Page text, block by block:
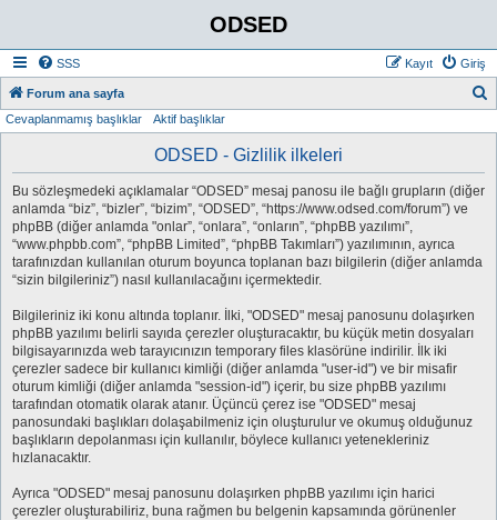
ODSED
SSS Giriş
Kayıt
Forum ana sayfa
Cevaplanmamış başlıklar Aktif başlıklar
ODSED - Gizlilik ilkeleri
Bu sözleşmedeki açıklamalar “ODSED” mesaj panosu ile bağlı grupların (diğer
anlamda “biz”, “bizler”, “bizim”, “ODSED”, “https://www.odsed.com/forum”) ve
phpBB (diğer anlamda "onlar”, “onlara”, “onların”, “phpBB yazılımı”,
“www.phpbb.com”, “phpBB Limited”, “phpBB Takımları”) yazılımının, ayrıca
tarafınızdan kullanılan oturum boyunca toplanan bazı bilgilerin (diğer anlamda
“sizin bilgileriniz”) nasıl kullanılacağını içermektedir.
Bilgileriniz iki konu altında toplanır. İlki, "ODSED" mesaj panosunu dolaşırken
phpBB yazılımı belirli sayıda çerezler oluşturacaktır, bu küçük metin dosyaları
bilgisayarınızda web tarayıcınızın temporary files klasörüne indirilir. İlk iki
çerezler sadece bir kullanıcı kimliği (diğer anlamda "user-id") ve bir misafir
oturum kimliği (diğer anlamda "session-id") içerir, bu size phpBB yazılımı
tarafından otomatik olarak atanır. Üçüncü çerez ise "ODSED" mesaj
panosundaki başlıkları dolaşabilmeniz için oluşturulur ve okumuş olduğunuz
başlıkların depolanması için kullanılır, böylece kullanıcı yetenekleriniz
hızlanacaktır.
Ayrıca "ODSED" mesaj panosunu dolaşırken phpBB yazılımı için harici
çerezler oluşturabiliriz, buna rağmen bu belgenin kapsamında görünenler